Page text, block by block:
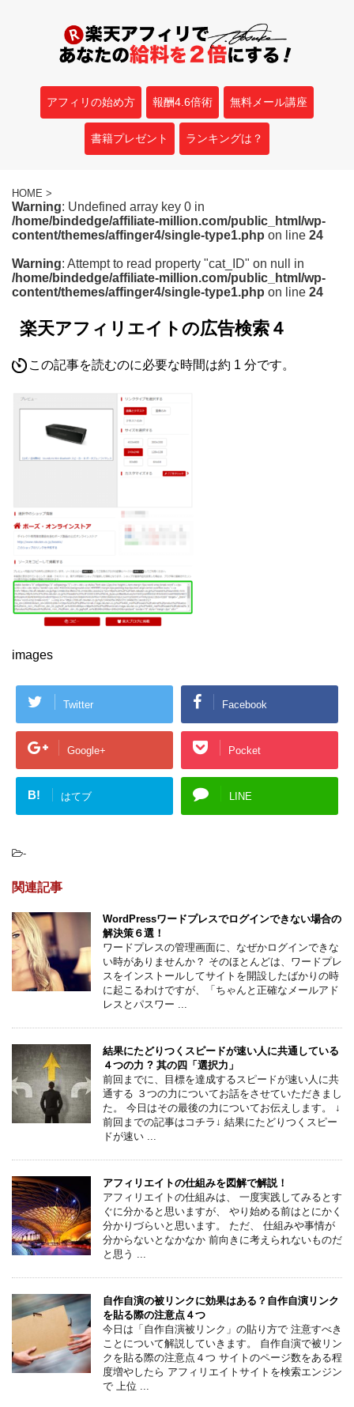
アフィリの始め方 報酬4.6倍術 無料メール講座
書籍プレゼント ランキングは？
HOME >
Warning: Undefined array key 0 in
/home/bindedge/affiliate-million.com/public_html/wp-
content/themes/affinger4/single-type1.php on line 24
Warning: Attempt to read property "cat_ID" on null in
/home/bindedge/affiliate-million.com/public_html/wp-
content/themes/affinger4/single-type1.php on line 24
楽天アフィリエイトの広告検索４
この記事を読むのに必要な時間は約 1 分です。
images
Twitter Facebook
Google+ Pocket
B! はてブ LINE
-
関連記事
WordPressワードプレスでログインできない場合の
解決策６選！
ワードプレスの管理画面に、なぜかログインできな
い時がありませんか？ そのほとんどは、ワードプレ
スをインストールしてサイトを開設したばかりの時
に起こるわけですが、「ちゃんと正確なメールアド
レスとパスワー ...
結果にたどりつくスピードが速い人に共通している
４つの力 ? 其の四「選択力」
前回までに、目標を達成するスピードが速い人に共
通する ３つの力についてお話をさせていただきまし
た。 今日はその最後の力についてお伝えします。 ↓
前回までの記事はコチラ↓ 結果にたどりつくスピー
ドが速い ...
アフィリエイトの仕組みを図解で解説！
アフィリエイトの仕組みは、 一度実践してみるとす
ぐに分かると思いますが、 やり始める前はとにかく
分かりづらいと思います。 ただ、 仕組みや事情が
分からないとなかなか 前向きに考えられないものだ
と思う ...
自作自演の被リンクに効果はある？自作自演リンク
を貼る際の注意点４つ
今日は「自作自演被リンク」の貼り方で 注意すべき
ことについて解説していきます。 自作自演で被リン
クを貼る際の注意点４つ サイトのページ数をある程
度増やしたら アフィリエイトサイトを検索エンジン
で 上位 ...